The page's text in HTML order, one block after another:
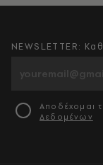
NEWSLETTER:
Αποδέχομαι
Δεδομένων